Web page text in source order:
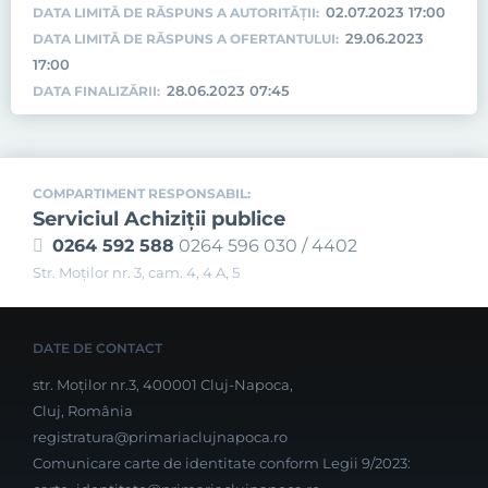
DATA LIMITĂ DE RĂSPUNS A AUTORITĂȚII: 02.07.2023 17:00
DATA LIMITĂ DE RĂSPUNS A OFERTANTULUI: 29.06.2023
17:00
DATA FINALIZĂRII: 28.06.2023 07:45
COMPARTIMENT RESPONSABIL:
Serviciul Achiziţii publice
0264 592 588 0264 596 030 / 4402
Str. Moţilor nr. 3, cam. 4, 4 A, 5
DATE DE CONTACT
str. Moților nr.3, 400001 Cluj-Napoca,
Cluj, România
registratura@primariaclujnapoca.ro
Comunicare carte de identitate conform Legii 9/2023: